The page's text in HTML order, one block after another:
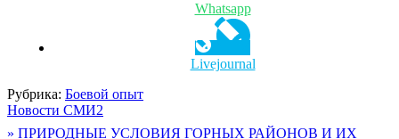
Whatsapp
Livejournal
Рубрика: Боевой опыт
Новости СМИ2
» ПРИРОДНЫЕ УСЛОВИЯ ГОРНЫХ РАЙОНОВ И ИХ